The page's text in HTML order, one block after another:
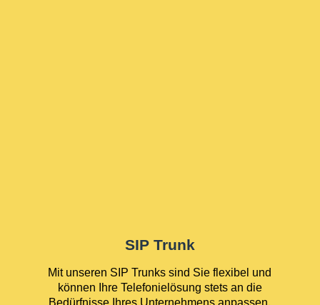
SIP Trunk
Mit unseren SIP Trunks sind Sie flexibel und
können Ihre Telefonielösung stets an die
Bedürfnisse Ihres Unternehmens anpassen.